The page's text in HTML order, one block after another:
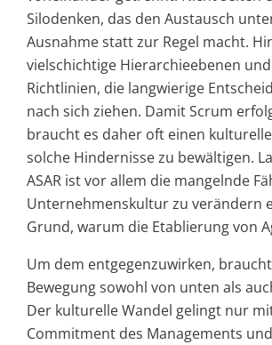
Silodenken, das den Austausch
Ausnahme statt zur Regel macht.
vielschichtige Hierarchieebenen
Richtlinien, die langwierige
nach sich ziehen. Damit Scrum
braucht es daher oft einen
solche Hindernisse zu bewältigen.
ASAR ist vor allem die mangelnde
Unternehmenskultur zu verändern
Grund, warum die Etablierung von
Um dem entgegenzuwirken,
Bewegung sowohl von unten als
Der kulturelle Wandel gelingt nur
Commitment des Managements